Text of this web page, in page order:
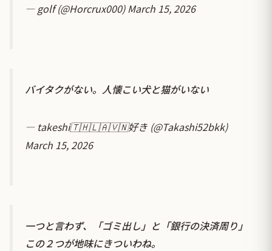
— golf (@Horcrux000)March 15, 2026
バイタクがない。人懐こい犬と猫がいない
— takeshi🇹🇭🇱🇦🇻🇳好き (@Takashi52bkk)
March 15, 2026
一つと言わず、「ゴミ出し」と「銀行の決済周り」
この２つが地味にきついわね。